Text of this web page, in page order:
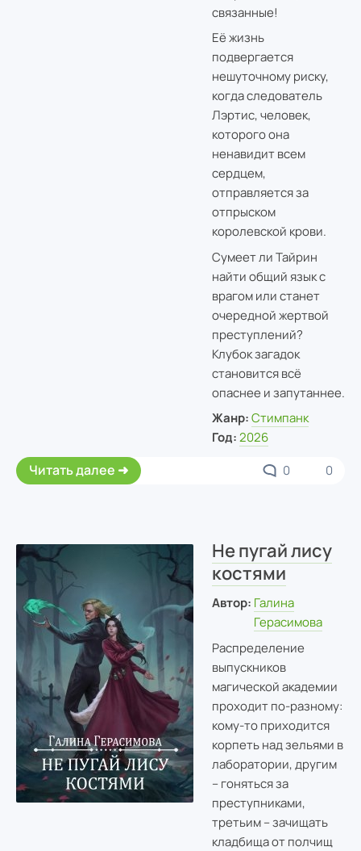
связанные!
Её жизнь
подвергается
нешуточному риску,
когда следователь
Лэртис, человек,
которого она
ненавидит всем
сердцем,
отправляется за
отпрыском
королевской крови.
Сумеет ли Тайрин
найти общий язык с
врагом или станет
очередной жертвой
преступлений?
Клубок загадок
становится всё
опаснее и запутаннее.
Жанр: Cтимпанк
Год: 2026
Читать далее 0 0
Не пугай лису
костями
Автор: Галина
Герасимова
Распределение
выпускников
магической академии
проходит по-разному:
кому-то приходится
корпеть над зельями в
лаборатории, другим
– гоняться за
преступниками,
третьим – зачищать
кладбища от полчищ